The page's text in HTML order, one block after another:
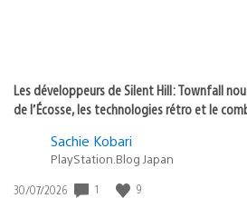
Les développeurs de Silent Hill: Townfall
de l’Écosse, les technologies rétro et le
Sachie Kobari
PlayStation.Blog Japan
Date
30/07/2026 1 9